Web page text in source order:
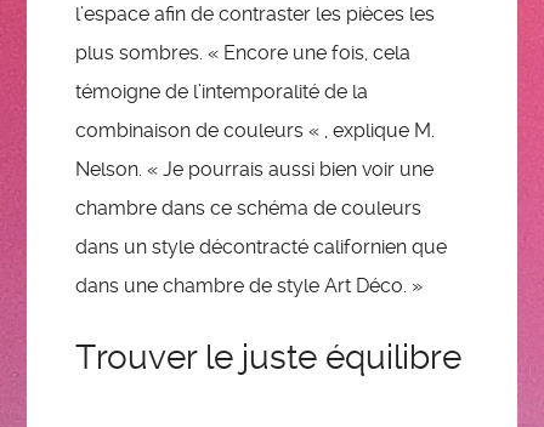
l’espace afin de contraster les pièces les
plus sombres. « Encore une fois, cela
témoigne de l’intemporalité de la
combinaison de couleurs « , explique M.
Nelson. « Je pourrais aussi bien voir une
chambre dans ce schéma de couleurs
dans un style décontracté californien que
dans une chambre de style Art Déco. »
Trouver le juste équilibre